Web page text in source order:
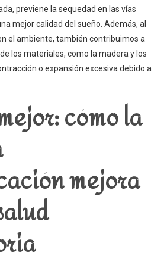
previene la sequedad en las vías
mejor calidad del sueño. Además, al
el ambiente, también contribuimos a
los materiales, como la madera y los
o expansión excesiva debido a
cómo la
mejora